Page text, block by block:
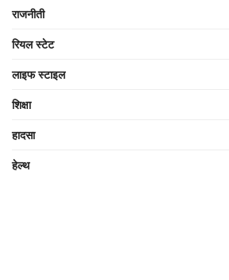
राजनीती
रियल स्टेट
लाइफ स्टाइल
शिक्षा
हादसा
हेल्थ